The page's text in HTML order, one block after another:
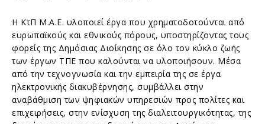
Η ΚτΠ Μ.Α.Ε. υλοποιεί έργα που χρηματοδοτούνται από
ευρωπαϊκούς και εθνικούς πόρους, υποστηρίζοντας τους
φορείς της Δημόσιας Διοίκησης σε όλο τον κύκλο ζωής
των έργων ΤΠΕ που καλούνται να υλοποιήσουν. Μέσα
από την τεχνογνωσία και την εμπειρία της σε έργα
ηλεκτρονικής διακυβέρνησης, συμβάλλει στην
αναβάθμιση των ψηφιακών υπηρεσιών προς πολίτες και
επιχειρήσεις, στην ενίσχυση της διαλειτουργικότητας, της